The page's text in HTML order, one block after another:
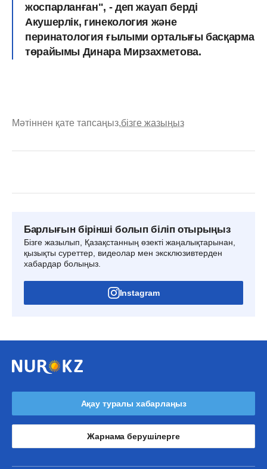
жоспарланған", - деп жауап берді
Акушерлік, гинекология және
перинатология ғылыми орталығы басқарма
төрайымы Динара Мирзахметова.
Мәтіннен қате тапсаңыз,бізге жазыңыз
Барлығын бірінші болып біліп отырыңыз
Бізге жазылып, Қазақстанның өзекті жаңалықтарынан,
қызықты суреттер, видеолар мен эксклюзивтерден
хабардар болыңыз.
Instagram
Ақау туралы хабарлаңыз
Жарнама берушілерге